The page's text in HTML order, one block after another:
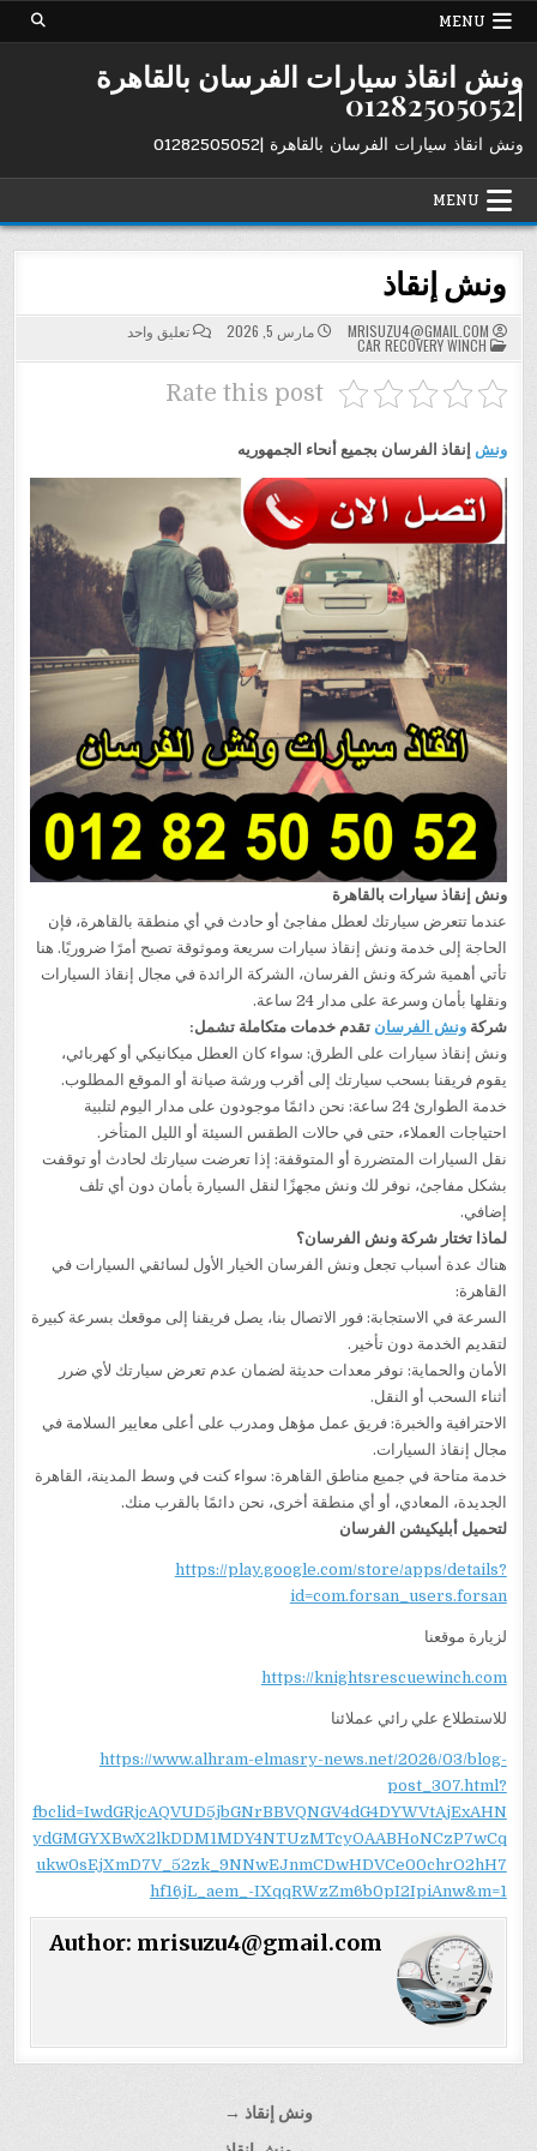
Skip
MENU
ونش انقاذ سيارات الفرسان بالقاهرة
|01282505052
ونش انقاذ سيارات الفرسان بالقاهرة |01282505052
MENU
ونش إنقاذ
MRISUZU4@GMAIL.COM مارس 5, 2026 تعليق واحد
ونش
إنقاذ
POSTED
IN
CAR RECOVERY WINCH
Rate this post
ونش إنقاذ الفرسان بجميع أنحاء الجمهوريه
ونش إنقاذ سيارات بالقاهرة
عندما تتعرض سيارتك لعطل مفاجئ أو حادث في أي منطقة بالقاهرة، فإن
الحاجة إلى خدمة ونش إنقاذ سيارات سريعة وموثوقة تصبح أمرًا ضروريًا. هنا
تأتي أهمية شركة ونش الفرسان، الشركة الرائدة في مجال إنقاذ السيارات
ونقلها بأمان وسرعة على مدار 24 ساعة.
شركةونش الفرسان تقدم خدمات متكاملة تشمل:
ونش إنقاذ سيارات على الطرق: سواء كان العطل ميكانيكي أو كهربائي،
يقوم فريقنا بسحب سيارتك إلى أقرب ورشة صيانة أو الموقع المطلوب.
خدمة الطوارئ 24 ساعة: نحن دائمًا موجودون على مدار اليوم لتلبية
احتياجات العملاء، حتى في حالات الطقس السيئة أو الليل المتأخر.
نقل السيارات المتضررة أو المتوقفة: إذا تعرضت سيارتك لحادث أو توقفت
بشكل مفاجئ، نوفر لك ونش مجهزًا لنقل السيارة بأمان دون أي تلف
إضافي.
لماذا تختار شركة ونش الفرسان؟
هناك عدة أسباب تجعل ونش الفرسان الخيار الأول لسائقي السيارات في
القاهرة:
السرعة في الاستجابة: فور الاتصال بنا، يصل فريقنا إلى موقعك بسرعة كبيرة
لتقديم الخدمة دون تأخير.
الأمان والحماية: نوفر معدات حديثة لضمان عدم تعرض سيارتك لأي ضرر
أثناء السحب أو النقل.
الاحترافية والخبرة: فريق عمل مؤهل ومدرب على أعلى معايير السلامة في
مجال إنقاذ السيارات.
خدمة متاحة في جميع مناطق القاهرة: سواء كنت في وسط المدينة، القاهرة
الجديدة، المعادي، أو أي منطقة أخرى، نحن دائمًا بالقرب منك.
لتحميل أبليكيشن الفرسان
https://play.google.com/store/apps/details?
id=com.forsan_users.forsan
لزيارة موقعنا
https://knightsrescuewinch.com
للاستطلاع علي رائي عملائنا
https://www.alhram-elmasry-news.net/2026/03/blog-
post_307.html?
fbclid=IwdGRjcAQVUD5jbGNrBBVQNGV4dG4DYWVtAjExAHN
ydGMGYXBwX2lkDDM1MDY4NTUzMTcyOAABHoNCzP7wCq
ukw0sEjXmD7V_52zk_9NNwEJnmCDwHDVCe00chrO2hH7
hf16jL_aem_-IXqqRWzZm6b0pI2IpiAnw&m=1
Author: mrisuzu4@gmail.com
ونش إنقاذ →